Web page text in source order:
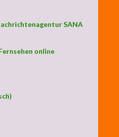
SANA
online